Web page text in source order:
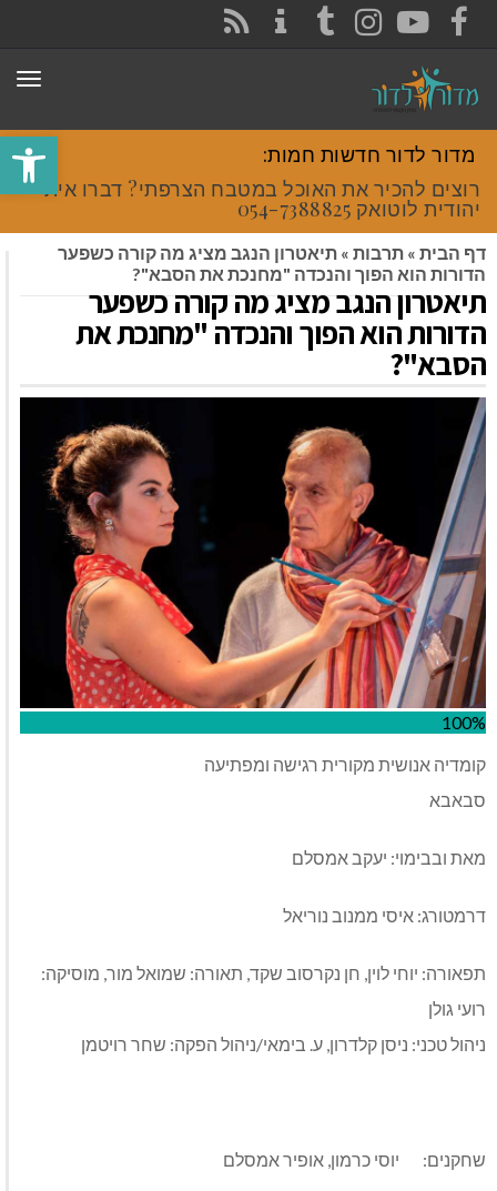
פתח
FACEBOOK
YOUTUBE
INSTAGRAM
TUMBLR
מדור לדור חדשות חמות:
רוצים להכיר את האוכל במטבח הצרפתי? דברו איתי
יהודית לוטואק 054-7388825.
דף הבית » תרבות » תיאטרון הנגב מציג מה קורה כשפער
הדורות הוא הפוך והנכדה "מחנכת את הסבא"?
תיאטרון הנגב מציג מה קורה כשפער
הדורות הוא הפוך והנכדה "מחנכת את
הסבא"?
100%
קומדיה אנושית מקורית רגישה ומפתיעה
סבאבא
מאת ובבימוי: יעקב אמסלם
דרמטורג: איסי ממנוב נוריאל
תפאורה: יוחי לוין, חן נקרסוב שקד, תאורה: שמואל מור, מוסיקה:
רועי גולן
ניהול טכני: ניסן קלדרון, ע. בימאי/ניהול הפקה: שחר רויטמן
שחקנים: יוסי כרמון, אופיר אמסלם